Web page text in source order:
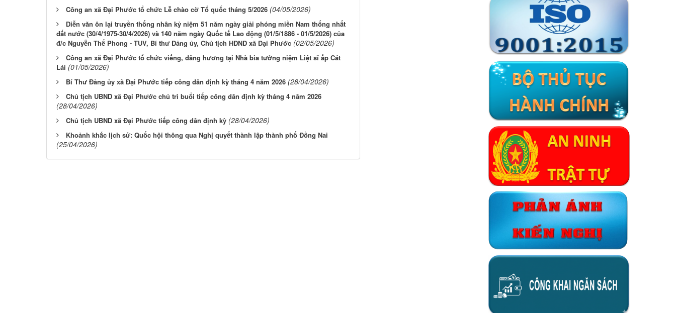
Công an xã Đại Phước tổ chức Lễ chào cờ Tổ quốc tháng 5/2026 (04/05/2026)
Diễn văn ôn lại truyền thống nhân kỷ niệm 51 năm ngày giải phóng miền Nam thống nhất
đất nước (30/4/1975-30/4/2026) và 140 năm ngày Quốc tế Lao động (01/5/1886 - 01/5/2026) của
đ/c Nguyễn Thế Phong - TUV, Bí thư Đảng ủy, Chủ tịch HĐND xã Đại Phước (02/05/2026)
Công an xã Đại Phước tổ chức viếng, dâng hương tại Nhà bia tưởng niệm Liệt sĩ ấp Cát
Lái (01/05/2026)
Bí Thư Đảng ủy xã Đại Phước tiếp công dân định kỳ tháng 4 năm 2026 (28/04/2026)
Chủ tịch UBND xã Đại Phước chủ trì buổi tiếp công dân định kỳ tháng 4 năm 2026
(28/04/2026)
Chủ tịch UBND xã Đại Phước tiếp công dân định kỳ (28/04/2026)
Khoảnh khắc lịch sử: Quốc hội thông qua Nghị quyết thành lập thành phố Đồng Nai
(25/04/2026)